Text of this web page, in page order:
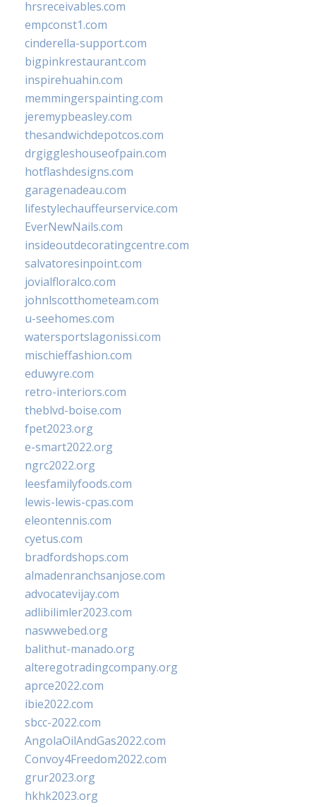
hrsreceivables.com
empconst1.com
cinderella-support.com
bigpinkrestaurant.com
inspirehuahin.com
memmingerspainting.com
jeremypbeasley.com
thesandwichdepotcos.com
drgiggleshouseofpain.com
hotflashdesigns.com
garagenadeau.com
lifestylechauffeurservice.com
EverNewNails.com
insideoutdecoratingcentre.com
salvatoresinpoint.com
jovialfloralco.com
johnlscotthometeam.com
u-seehomes.com
watersportslagonissi.com
mischieffashion.com
eduwyre.com
retro-interiors.com
theblvd-boise.com
fpet2023.org
e-smart2022.org
ngrc2022.org
leesfamilyfoods.com
lewis-lewis-cpas.com
eleontennis.com
cyetus.com
bradfordshops.com
almadenranchsanjose.com
advocatevijay.com
adlibilimler2023.com
naswwebed.org
balithut-manado.org
alteregotradingcompany.org
aprce2022.com
ibie2022.com
sbcc-2022.com
AngolaOilAndGas2022.com
Convoy4Freedom2022.com
grur2023.org
hkhk2023.org